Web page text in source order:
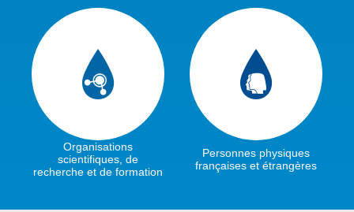
Organisations
scientifiques, de
recherche et de formation
Personnes physiques
françaises et étrangères